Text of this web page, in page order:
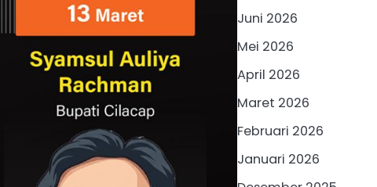
Juni 2026
Mei 2026
April 2026
Maret 2026
Februari 2026
Januari 2026